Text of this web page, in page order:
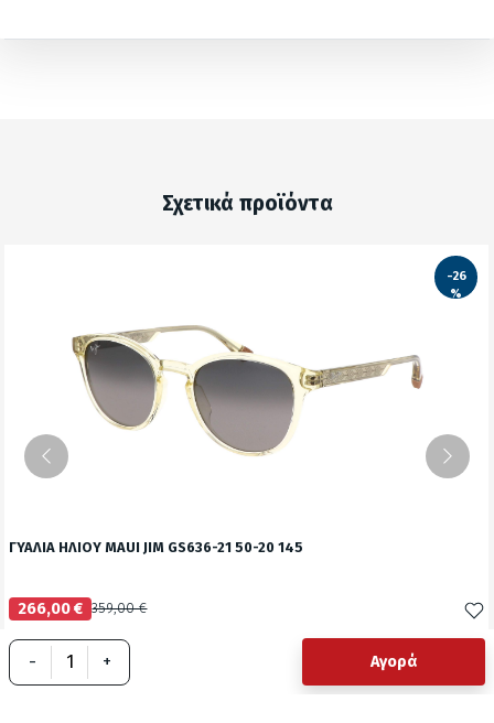
- + Αγορά
Σχετικά προϊόντα
-26
%
ΓΥΑΛΙΑ ΗΛΙΟΥ MAUI JIM GS636-21 50-20 145
266,00 € 359,00 €
Δείτε το προϊόν
test False